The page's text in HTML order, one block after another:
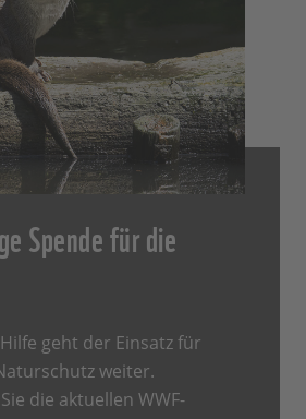
Spende für die
geht der Einsatz für
weiter.
die aktuellen WWF-